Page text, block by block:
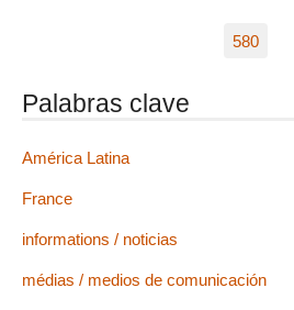
580
Palabras clave
América Latina
France
informations / noticias
médias / medios de comunicación